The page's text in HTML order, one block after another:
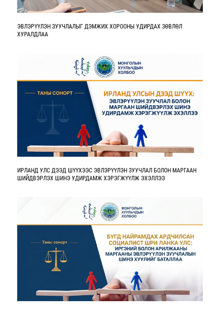
ЭВЛЭРҮҮЛЭН ЗУУЧЛАЛЫГ ДЭМЖИХ ХОРООНЫ УДИРДАХ ЗӨВЛӨЛ
ХУРАЛДЛАА
ИРЛАНД УЛС ДЭЭД ШҮҮХЭЭС ЭВЛЭРҮҮЛЭН ЗУУЧЛАЛ БОЛОН МАРГААН
ШИЙДВЭРЛЭХ ШИНЭ УДИРДАМЖ ХЭРЭГЖҮҮЛЖ ЭХЭЛЛЭЭ